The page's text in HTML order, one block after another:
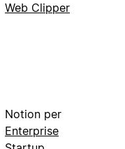
Web Clipper
Notion per
Enterprise